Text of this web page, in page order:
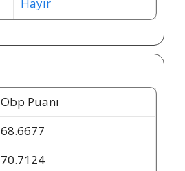
Hayır
Obp Puanı
68.6677
70.7124